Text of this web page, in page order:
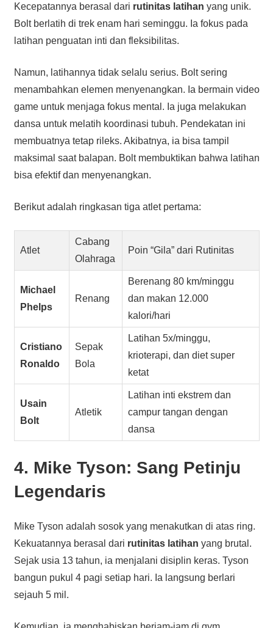
Kecepatannya berasal dari rutinitas latihan yang unik.
Bolt berlatih di trek enam hari seminggu. Ia fokus pada
latihan penguatan inti dan fleksibilitas.
Namun, latihannya tidak selalu serius. Bolt sering
menambahkan elemen menyenangkan. Ia bermain video
game untuk menjaga fokus mental. Ia juga melakukan
dansa untuk melatih koordinasi tubuh. Pendekatan ini
membuatnya tetap rileks. Akibatnya, ia bisa tampil
maksimal saat balapan. Bolt membuktikan bahwa latihan
bisa efektif dan menyenangkan.
Berikut adalah ringkasan tiga atlet pertama:
Atlet
Cabang
Olahraga
Poin “Gila” dari Rutinitas
Michael
Phelps
Renang
Berenang 80 km/minggu
dan makan 12.000
kalori/hari
Cristiano
Ronaldo
Sepak
Bola
Latihan 5x/minggu,
krioterapi, dan diet super
ketat
Usain
Bolt
Atletik
Latihan inti ekstrem dan
campur tangan dengan
dansa
4. Mike Tyson: Sang Petinju
Legendaris
Mike Tyson adalah sosok yang menakutkan di atas ring.
Kekuatannya berasal dari rutinitas latihan yang brutal.
Sejak usia 13 tahun, ia menjalani disiplin keras. Tyson
bangun pukul 4 pagi setiap hari. Ia langsung berlari
sejauh 5 mil.